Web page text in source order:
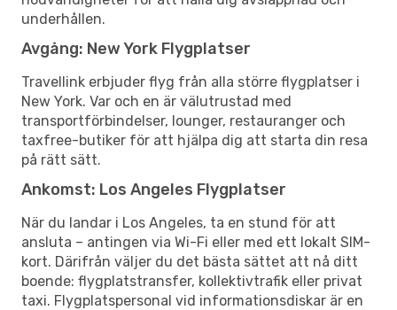
underhållen.
Avgång: New York Flygplatser
Travellink erbjuder flyg från alla större flygplatser i
New York. Var och en är välutrustad med
transportförbindelser, lounger, restauranger och
taxfree-butiker för att hjälpa dig att starta din resa
på rätt sätt.
Ankomst: Los Angeles Flygplatser
När du landar i Los Angeles, ta en stund för att
ansluta – antingen via Wi-Fi eller med ett lokalt SIM-
kort. Därifrån väljer du det bästa sättet att nå ditt
boende: flygplatstransfer, kollektivtrafik eller privat
taxi. Flygplatspersonal vid informationsdiskar är en